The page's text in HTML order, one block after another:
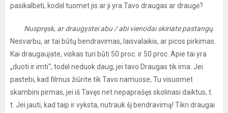
pasikalbėti, kodėl tuomet jis ar ji yra Tavo draugas ar draugė?
Nuspręsk, ar draugystei abu / abi vienodai skiriate pastangų.
Nesvarbu, ar tai būtų bendravimas, laisvalaikis, ar picos pirkimas.
Kai draugaujate, viskas turi būti 50 proc. ir 50 proc. Apie tai yra
„duoti ir imti“, todėl neduok daug, jei tavo Draugas tik ima. Jei
pastebi, kad filmus žiūrite tik Tavo namuose, Tu visuomet
skambini pirmas, jei iš Tavęs net nepaprašęs skolinasi daiktus, t.
t. Jei jauti, kad taip ir vyksta, nutrauk šį bendravimą! Tikri draugai